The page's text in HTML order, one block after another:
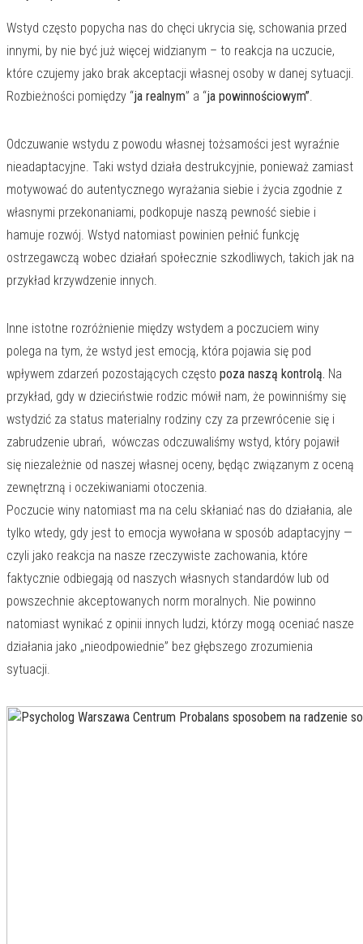
Wstyd często popycha nas do chęci ukrycia się, schowania przed
innymi, by nie być już więcej widzianym – to reakcja na uczucie,
które czujemy jako brak akceptacji własnej osoby w danej sytuacji.
Rozbieżności pomiędzy “ja realnym” a “ja powinnościowym”.
Odczuwanie wstydu z powodu własnej tożsamości jest wyraźnie
nieadaptacyjne. Taki wstyd działa destrukcyjnie, ponieważ zamiast
motywować do autentycznego wyrażania siebie i życia zgodnie z
własnymi przekonaniami, podkopuje naszą pewność siebie i
hamuje rozwój. Wstyd natomiast powinien pełnić funkcję
ostrzegawczą wobec działań społecznie szkodliwych, takich jak na
przykład krzywdzenie innych.
Inne istotne rozróżnienie między wstydem a poczuciem winy
polega na tym, że wstyd jest emocją, która pojawia się pod
wpływem zdarzeń pozostających często poza naszą kontrolą. Na
przykład, gdy w dzieciństwie rodzic mówił nam, że powinniśmy się
wstydzić za status materialny rodziny czy za przewrócenie się i
zabrudzenie ubrań, wówczas odczuwaliśmy wstyd, który pojawił
się niezależnie od naszej własnej oceny, będąc związanym z oceną
zewnętrzną i oczekiwaniami otoczenia.
Poczucie winy natomiast ma na celu skłaniać nas do działania, ale
tylko wtedy, gdy jest to emocja wywołana w sposób adaptacyjny —
czyli jako reakcja na nasze rzeczywiste zachowania, które
faktycznie odbiegają od naszych własnych standardów lub od
powszechnie akceptowanych norm moralnych. Nie powinno
natomiast wynikać z opinii innych ludzi, którzy mogą oceniać nasze
działania jako „nieodpowiednie” bez głębszego zrozumienia
sytuacji.